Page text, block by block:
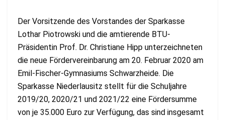
Der Vorsitzende des Vorstandes der Sparkasse
Lothar Piotrowski und die amtierende BTU-
Präsidentin Prof. Dr. Christiane Hipp unterzeichneten
die neue Fördervereinbarung am 20. Februar 2020 am
Emil-Fischer-Gymnasiums Schwarzheide. Die
Sparkasse Niederlausitz stellt für die Schuljahre
2019/20, 2020/21 und 2021/22 eine Fördersumme
von je 35.000 Euro zur Verfügung, das sind insgesamt